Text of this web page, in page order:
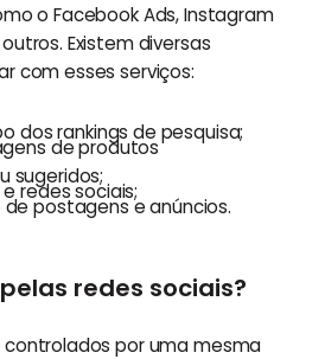
o Facebook Ads, Instagram
Existem diversas
com esses serviços:
dos rankings de pesquisa;
de produtos
sugeridos;
redes sociais;
postagens e anúncios.
redes sociais?
por uma mesma